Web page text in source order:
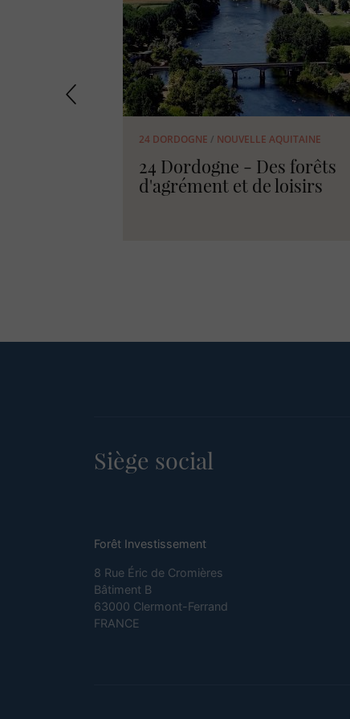
FORET/CHASSE
Quand la forêt résonne !
Siège social
Forêt Investissement
8 Rue Éric de Cromières
Bâtiment B
63000 Clermont-Ferrand
FRANCE